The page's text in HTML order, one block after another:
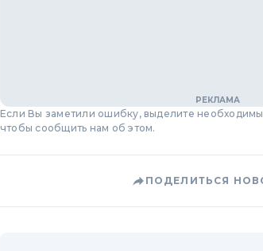
Если Вы заметили ошибку, выделите
чтобы сообщить нам об этом.
ПОДЕЛИТЬСЯ